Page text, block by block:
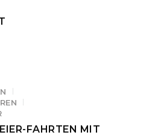
FAHRTEN MIT